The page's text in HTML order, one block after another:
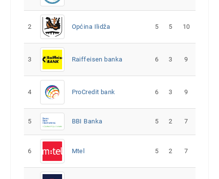
2 Općina Ilidža 5 5 10
3 Raiffeisen banka 6 3 9
4 ProCredit bank 6 3 9
5 BBI Banka 5 2 7
6 Mtel 5 2 7